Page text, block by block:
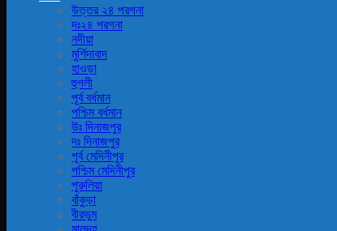
উত্তর ২৪ পরগনা
দঃ২৪ পরগনা
নদীয়া
মুর্শিদাবাদ
হাওড়া
হুগলী
পূর্ব বর্ধমান
পশ্চিম বর্ধমান
উঃ দিনাজপুর
দঃ দিনাজপুর
পূর্ব মেদিনীপুর
পশ্চিম মেদিনীপুর
পুরুলিয়া
বাঁকুড়া
বীরভুম